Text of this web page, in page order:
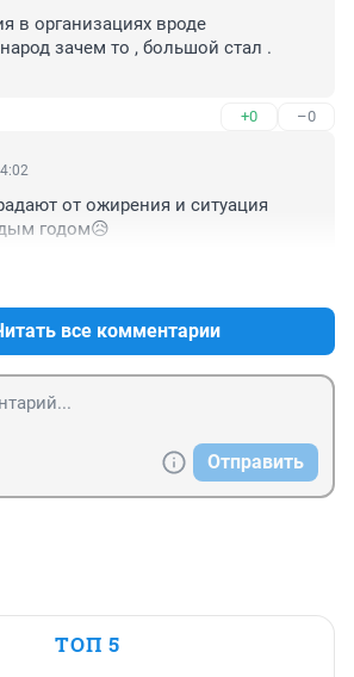
в организациях вроде
зачем то , большой стал .
+0 –0
от ожирения и ситуация
годом😥
все комментарии
Отправить
ТОП 5